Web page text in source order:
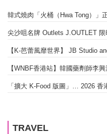
【WNBF香港站】韓國藥劑師李
「擴大 K-Food 版圖」… 2026 香
TRAVEL